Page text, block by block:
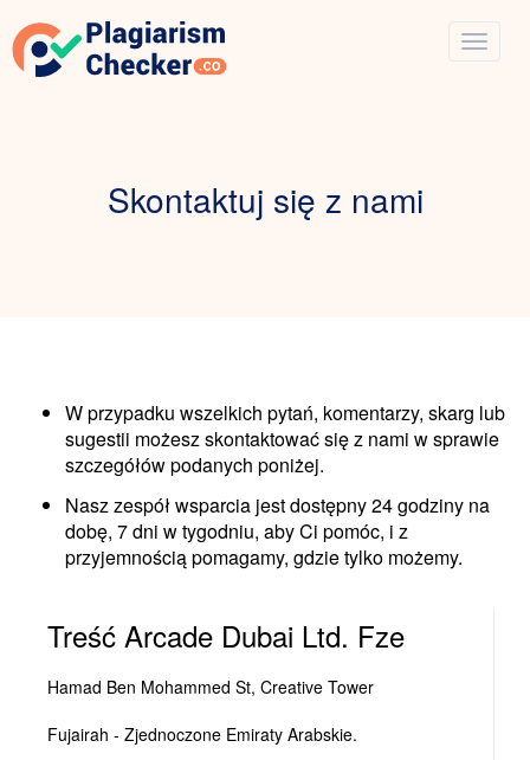
Skontaktuj się z nami
W przypadku wszelkich pytań, komentarzy, skarg lub
sugestii możesz skontaktować się z nami w sprawie
szczegółów podanych poniżej.
Nasz zespół wsparcia jest dostępny 24 godziny na
dobę, 7 dni w tygodniu, aby Ci pomóc, i z
przyjemnością pomagamy, gdzie tylko możemy.
Treść Arcade Dubai Ltd. Fze
Hamad Ben Mohammed St, Creative Tower
Fujairah - Zjednoczone Emiraty Arabskie.